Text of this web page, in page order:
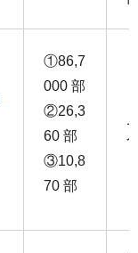
①86,7
000 部
②26,3
60 部
③10,8
70 部